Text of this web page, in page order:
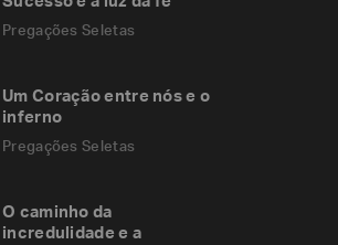
Pregações Seletas
Um Coração entre nós e o
inferno
Pregações Seletas
O caminho da
incredulidade e a